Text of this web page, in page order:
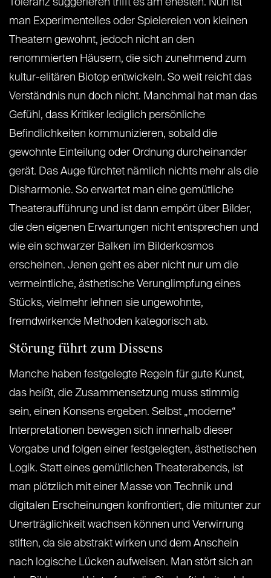
Toleranz suggerieren trifft es am ehesten. Nun ist
man Experimentelles oder Spielereien von kleinen
Theatern gewohnt, jedoch nicht an den
renommierten Häusern, die sich zunehmend zum
kultur-elitären Biotop entwickeln. So weit reicht das
Verständnis nun doch nicht. Manchmal hat man das
Gefühl, dass Kritiker lediglich persönliche
Befindlichkeiten kommunizieren, sobald die
gewohnte Einteilung oder Ordnung durcheinander
gerät. Das Auge fürchtet nämlich nichts mehr als die
Disharmonie. So erwartet man eine gemütliche
Theateraufführung und ist dann empört über Bilder,
die den eigenen Erwartungen nicht entsprechen und
wie ein schwarzer Balken im Bilderkosmos
erscheinen. Jenen geht es aber nicht nur um die
vermeintliche, ästhetische Verunglimpfung eines
Stücks, vielmehr lehnen sie ungewohnte,
fremdwirkende Methoden kategorisch ab.
Störung führt zum Dissens
Manche haben festgelegte Regeln für gute Kunst,
das heißt, die Zusammensetzung muss stimmig
sein, einen Konsens ergeben. Selbst „moderne“
Interpretationen bewegen sich innerhalb dieser
Vorgabe und folgen einer festgelegten, ästhetischen
Logik. Statt eines gemütlichen Theaterabends, ist
man plötzlich mit einer Masse von Technik und
digitalen Erscheinungen konfrontiert, die mitunter zur
Unerträglichkeit wachsen können und Verwirrung
stiften, da sie abstrakt wirken und dem Anschein
nach logische Lücken aufweisen. Man stört sich an